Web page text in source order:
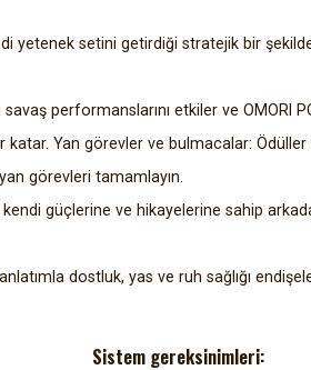
yetenek setini getirdiği stratejik bir
performanslarını etkiler ve OMORI
Yan görevler ve bulmacalar:
görevleri tamamlayın.
güçlerine ve hikayelerine sahip
dostluk, yas ve ruh sağlığı
Sistem gereksinimleri: